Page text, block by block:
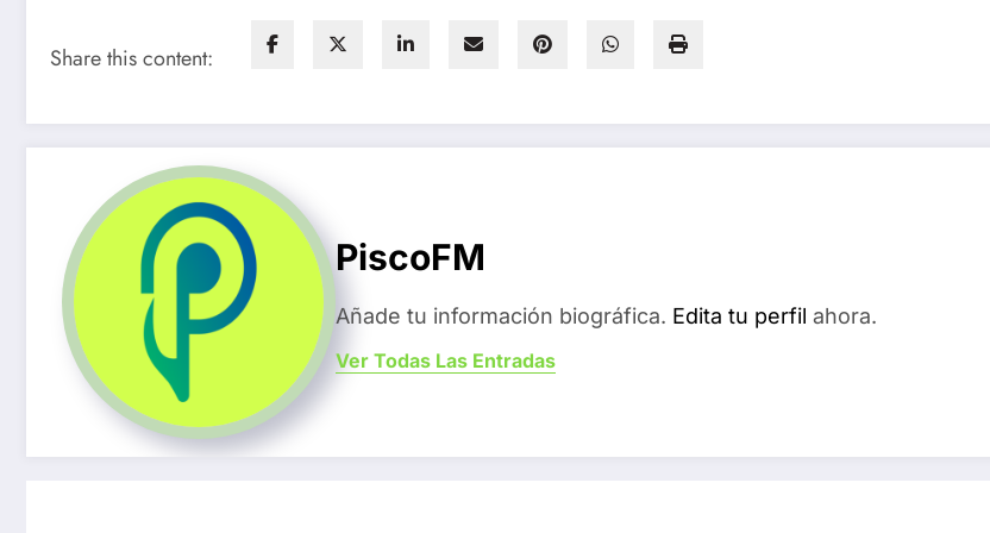
Share this content:
PiscoFM
Añade tu información biográfica. Edita tu perfil ahora.
Ver Todas Las Entradas